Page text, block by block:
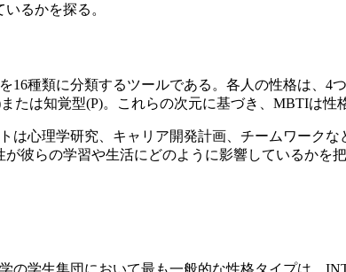
るかを探る。
16種類に分類するツールである。各人の性格は、
たは知覚型(P)。これらの次元に基づき、MBTIは性
は心理学研究、キャリア開発計画、チームワーク
彼らの学習や生活にどのように影響しているかを
の学生集団において最も一般的な性格タイプは、